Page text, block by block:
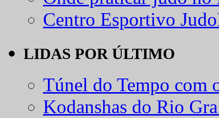
Centro Esportivo
LIDAS POR ÚLTIMO
Túnel do Tempo com
Kodanshas do Rio